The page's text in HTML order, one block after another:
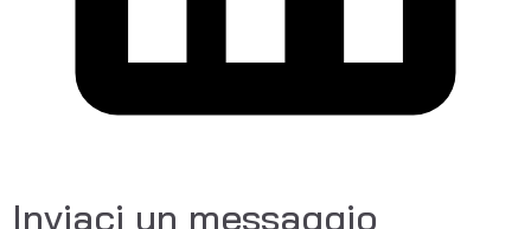
Inviaci un messaggio